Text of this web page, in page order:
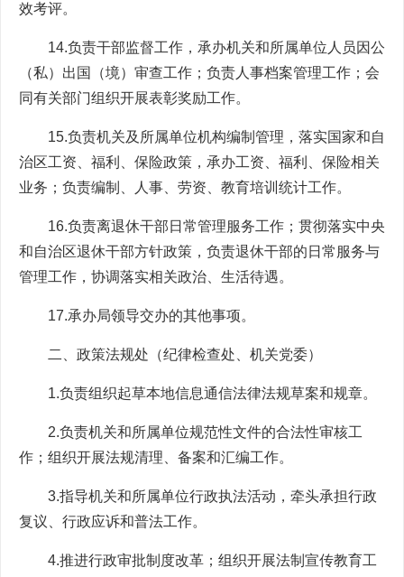
效考评。
14.负责干部监督工作，承办机关和所属单位人员因公
（私）出国（境）审查工作；负责人事档案管理工作；会
同有关部门组织开展表彰奖励工作。
15.负责机关及所属单位机构编制管理，落实国家和自
治区工资、福利、保险政策，承办工资、福利、保险相关
业务；负责编制、人事、劳资、教育培训统计工作。
16.负责离退休干部日常管理服务工作；贯彻落实中央
和自治区退休干部方针政策，负责退休干部的日常服务与
管理工作，协调落实相关政治、生活待遇。
17.承办局领导交办的其他事项。
二、政策法规处（纪律检查处、机关党委）
1.负责组织起草本地信息通信法律法规草案和规章。
2.负责机关和所属单位规范性文件的合法性审核工
作；组织开展法规清理、备案和汇编工作。
3.指导机关和所属单位行政执法活动，牵头承担行政
复议、行政应诉和普法工作。
4.推进行政审批制度改革；组织开展法制宣传教育工